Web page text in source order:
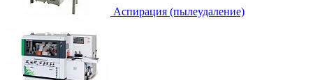
Аспирация (пылеудаление)